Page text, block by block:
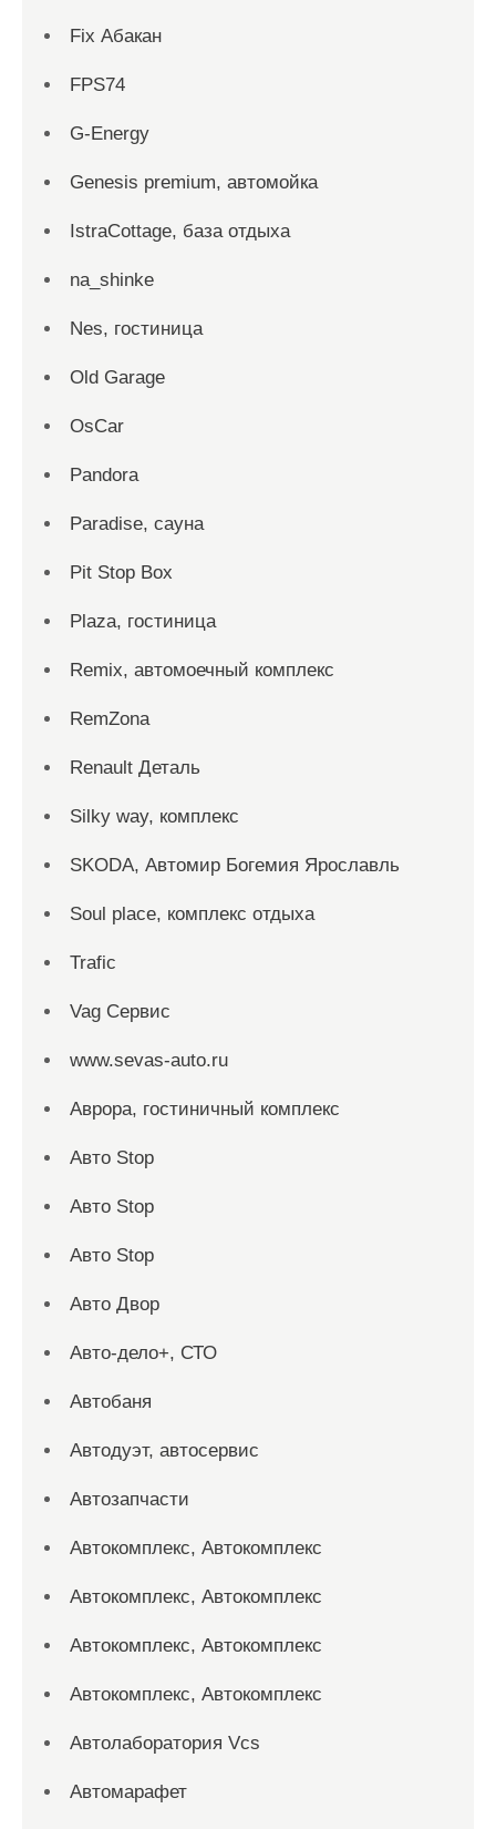
Fix Абакан
FPS74
G-Energy
Genesis premium, автомойка
IstraCottage, база отдыха
na_shinke
Nes, гостиница
Old Garage
OsCar
Pandora
Paradise, сауна
Pit Stop Box
Plaza, гостиница
Remix, автомоечный комплекс
RemZona
Renault Деталь
Silky way, комплекс
SKODA, Автомир Богемия Ярославль
Soul place, комплекс отдыха
Trafic
Vag Сервис
www.sevas-auto.ru
Аврора, гостиничный комплекс
Авто Stop
Авто Stop
Авто Stop
Авто Двор
Авто-дело+, СТО
Автобаня
Автодуэт, автосервис
Автозапчасти
Автокомплекс, Автокомплекс
Автокомплекс, Автокомплекс
Автокомплекс, Автокомплекс
Автокомплекс, Автокомплекс
Автолаборатория Vcs
Автомарафет